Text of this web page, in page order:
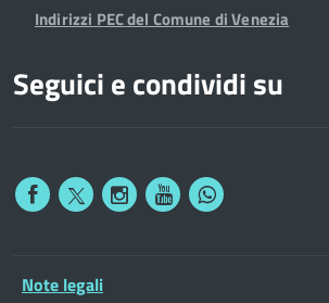
Indirizzi PEC del Comune di Venezia
Seguici e condividi su
Note legali